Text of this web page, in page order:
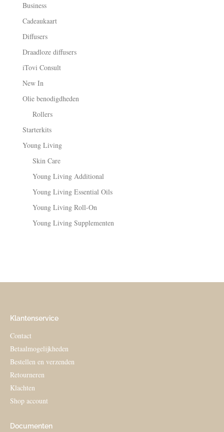
Business
Cadeaukaart
Diffusers
Draadloze diffusers
iTovi Consult
New In
Olie benodigdheden
Rollers
Starterkits
Young Living
Skin Care
Young Living Additional
Young Living Essential Oils
Young Living Roll-On
Young Living Supplementen
Klantenservice
Contact
Betaalmogelijkheden
Bestellen en verzenden
Retourneren
Klachten
Shop account
Documenten